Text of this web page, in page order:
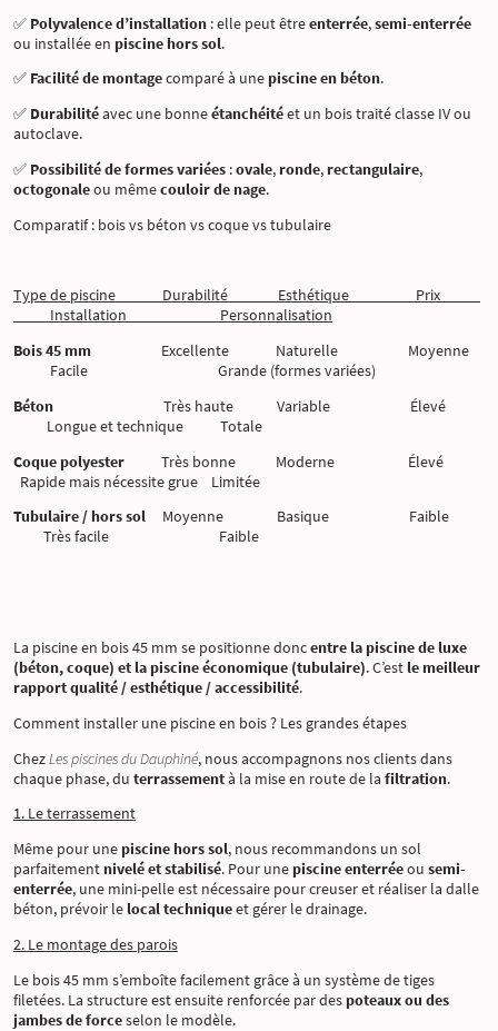
✅ Polyvalence d’installation : elle peut êtreenterrée,semi-enterrée
ou installée en piscine hors sol.
✅ Facilité de montagecomparé à une piscine en béton.
✅ Durabilitéavec une bonneétanchéitéet un bois traité classe IV ou
autoclave.
✅ Possibilité de formes variées :ovale, ronde, rectangulaire,
octogonaleou mêmecouloir de nage.
Comparatif : bois vs béton vs coque vs tubulaire
Type de piscine Durabilité Esthétique Prix
Installation Personnalisation
Bois 45 mm Excellente Naturelle Moyenne
Facile Grande (formes variées)
Béton Très haute Variable Élevé
Longue et technique Totale
Coque polyester Très bonne Moderne Élevé
Rapide mais nécessite grue Limitée
Tubulaire / hors sol Moyenne Basique Faible
Très facile Faible
La piscine en bois 45 mm se positionne doncentre la piscine de luxe
(béton, coque) et la piscine économique (tubulaire). C’est le meilleur
rapport qualité / esthétique / accessibilité.
Comment installer une piscine en bois ? Les grandes étapes
ChezLes piscines du Dauphiné, nous accompagnons nos clients dans
chaque phase, du terrassementà la mise en route de la filtration.
1. Le terrassement
Même pour une piscine hors sol, nous recommandons un sol
parfaitement nivelé et stabilisé. Pour une piscine enterréeou semi-
enterrée, une mini-pelle est nécessaire pour creuser et réaliser la dalle
béton, prévoir le local techniqueet gérer le drainage.
2. Le montage des parois
Le bois 45 mm s’emboîte facilement grâce à un système de tiges
filetées. La structure est ensuite renforcée par des poteaux ou des
jambes de forceselon le modèle.